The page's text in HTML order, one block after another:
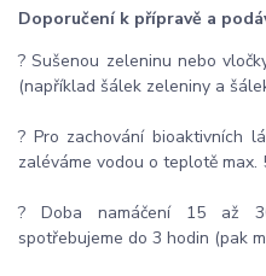
Doporučení k přípravě a
? Sušenou zeleninu nebo
(například šálek zeleniny a
? Pro zachování bioaktivních
zaléváme vodou o teplotě max.
? Doba namáčení 15 až
spotřebujeme do 3 hodin (pak